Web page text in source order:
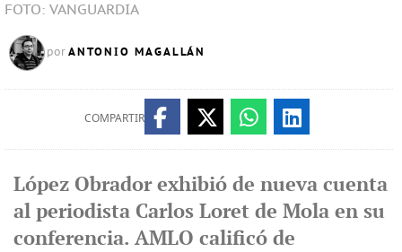
FOTO: VANGUARDIA
por ANTONIO MAGALLÁN
COMPARTIR
López Obrador exhibió de nueva cuenta
al periodista Carlos Loret de Mola en su
conferencia. AMLO calificó de